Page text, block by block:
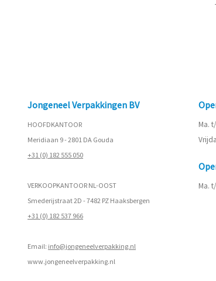
Jongeneel Verpakkingen BV
HOOFDKANTOOR
Meridiaan 9 - 2801 DA Gouda
+31 (0) 182 555 050
VERKOOPKANTOOR NL-OOST
Smederijstraat 2D - 7482 PZ Haaksbergen
+31 (0) 182 537 966
Email: info@jongeneelverpakking.nl
www.jongeneelverpakking.nl
Ma.
Ma.